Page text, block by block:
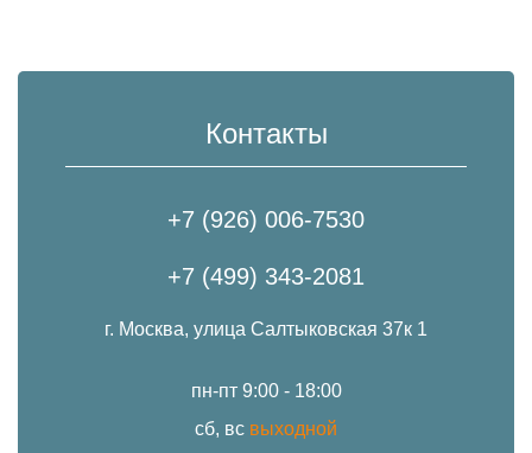
Контакты
+7 (926) 006-7530
+7 (499) 343-2081
г. Москва, улица Салтыковская 37к 1
пн-пт 9:00 - 18:00
сб, вс выходной